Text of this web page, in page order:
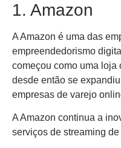
1. Amazon
A Amazon é uma das
empreendedorismo
começou como uma loja
desde então se
empresas de varejo
A Amazon continua a
serviços de streaming